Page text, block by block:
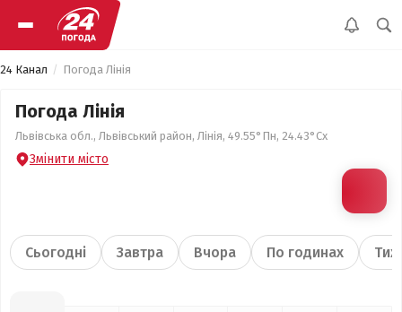
24 Канал Погода Лінія
Погода Лінія
Львівська обл., Львівський район, Лінія, 49.55°Пн, 24.43°Сх
Змінити місто
Сьогодні Завтра Вчора По годинах